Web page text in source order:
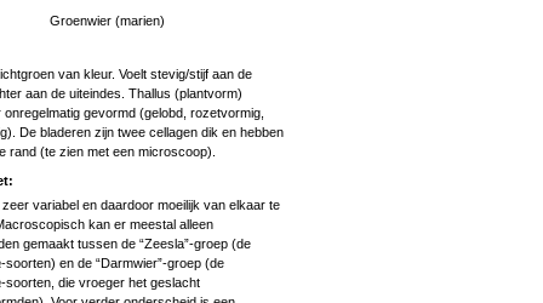
Groenwier (marien)
van kleur. Voelt stevig/stijf aan de
aan de uiteindes. Thallus (plantvorm)
gevormd (gelobd, rozetvormig,
De bladeren zijn twee cellagen dik en hebben
rand (te zien met een microscoop).
variabel en daardoor moeilijk van elkaar te
kan er meestal alleen
gemaakt tussen de “Zeesla”-groep (de
-soorten) en de “Darmwier”-groep (de
-soorten, die vroeger het geslacht